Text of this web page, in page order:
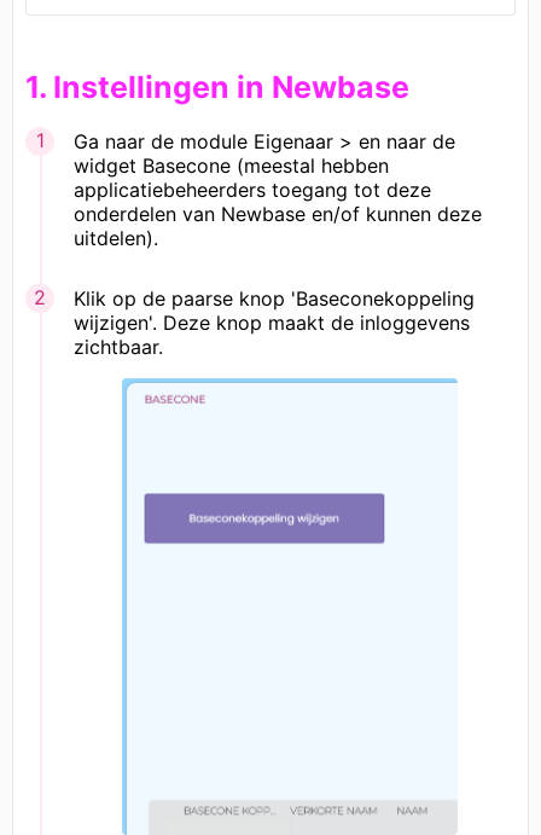
1. Instellingen in Newbase
Ga naar de module Eigenaar > en naar de
widget Basecone (meestal hebben
applicatiebeheerders toegang tot deze
onderdelen van Newbase en/of kunnen deze
uitdelen).
Klik op de paarse knop 'Baseconekoppeling
wijzigen'. Deze knop maakt de inloggevens
zichtbaar.